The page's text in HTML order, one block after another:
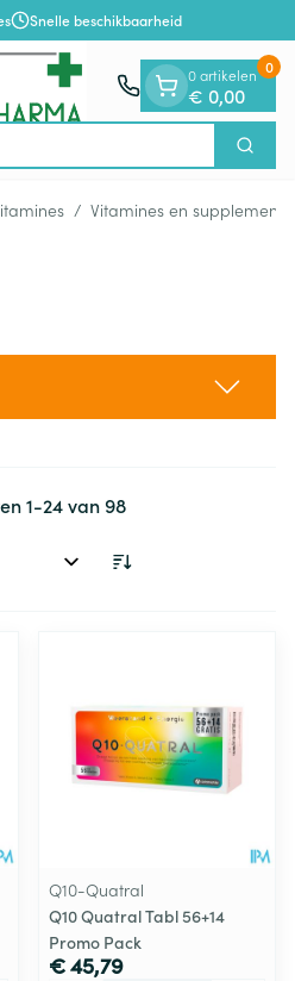
Snelle beschikbaarheid
Zoek
0 artikelen
€ 0,00
0
/ Vitamines en
1-24van98
Q10-Quatral
Q10 Quatral Tabl 56+14
Promo Pack
€ 45,79